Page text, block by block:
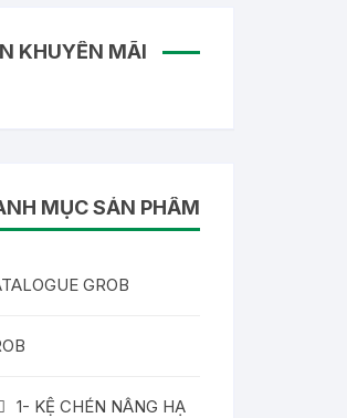
KHUYẾN MÃI
MỤC SẢN PHẨM
GROB
1- KỆ CHÉN NÂNG HẠ